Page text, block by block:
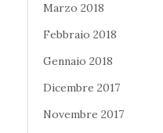
Marzo 2018
Febbraio 2018
Gennaio 2018
Dicembre 2017
Novembre 2017